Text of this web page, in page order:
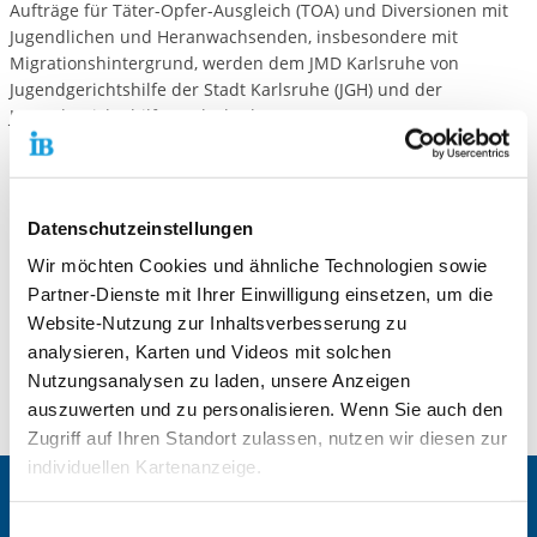
Datenschutzeinstellungen
Wir möchten Cookies und ähnliche Technologien sowie
Partner-Dienste mit Ihrer Einwilligung einsetzen, um die
Website-Nutzung zur Inhaltsverbesserung zu
analysieren, Karten und Videos mit solchen
Nutzungsanalysen zu laden, unsere Anzeigen
auszuwerten und zu personalisieren. Wenn Sie auch den
Zugriff auf Ihren Standort zulassen, nutzen wir diesen zur
individuellen Kartenanzeige.
Aufträge für Täter-Opfer-Ausgleich (TOA) und Diversionen mit
Jugendlichen und Heranwachsenden, insbesondere mit
Migrationshintergrund, werden dem JMD Karlsruhe von
Jugendgerichtshilfe der Stadt Karlsruhe (JGH) und der
Jugendgerichtshilfe Durlach übertragen.
Der Zugang zu den Klienten ist aufgrund der langjährigen
sprechen die Sprache der Klienten, haben Zugang zu den
Kulturkreisen der Beteiligten und haben interkulturelle
Kompetenz.
Diese Arbeit leistet einen substanzieller Beitrag zur
Friedensarbeit für unsere Gesellschaft.
Zentrale IB-Websites: